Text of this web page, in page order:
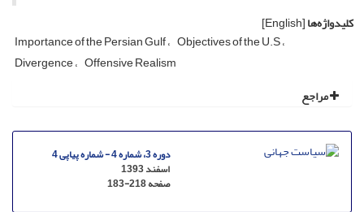
کلیدواژه‌ها[English]
Importance of the Persian Gulf Objectives of the U.S
Divergence Offensive Realism
مراجع
دوره 3، شماره 4 - شماره پیاپی 4
اسفند 1393
صفحه183-218